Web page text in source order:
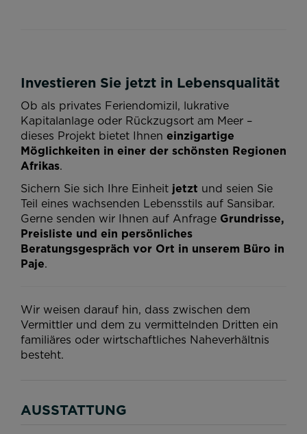
Investieren Sie jetzt in Lebensqualität
Ob als privates Feriendomizil, lukrative
Kapitalanlage oder Rückzugsort am Meer –
dieses Projekt bietet Ihnen einzigartige
Möglichkeiten in einer der schönsten Regionen
Afrikas.
Sichern Sie sich Ihre Einheit jetzt und seien Sie
Teil eines wachsenden Lebensstils auf Sansibar.
Gerne senden wir Ihnen auf Anfrage Grundrisse,
Preisliste und ein persönliches
Beratungsgespräch vor Ort in unserem Büro in
Paje.
Wir weisen darauf hin, dass zwischen dem
Vermittler und dem zu vermittelnden Dritten ein
familiäres oder wirtschaftliches Naheverhältnis
besteht.
AUSSTATTUNG